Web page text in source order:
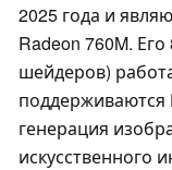
2025 года и
Radeon 760M.
шейдеров)
поддерживаются
генерация
искусственного